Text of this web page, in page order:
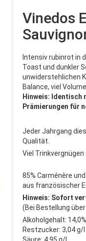
Vinedos
Intensiv rubinrot in
Toast und dunkler
unwiderstehlichen
Balance, viel
Hinweis: Identisch
Prämierungen für
Jeder Jahrgang
Qualität.
Viel
85% Carménère
aus französischer
Hinweis: Sofort
(Bei Bestellung
Alkoholgehalt: 14,0%
Restzucker: 3,04 g/l